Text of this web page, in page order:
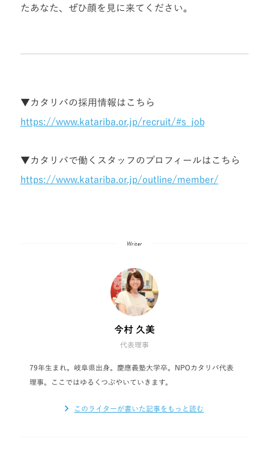
たあなた、ぜひ顔を見に来てください。
▼カタリバの採用情報はこちら
https://www.katariba.or.jp/recruit/#s_job
▼カタリバで働くスタッフの プロフィールはこちら
https://www.katariba.or.jp/outline/member/
Writer
今村 久美
代表理事
79年生まれ。岐阜県出身。慶應義塾大学卒。NPOカタリバ代表
理事。ここではゆるくつぶやいていきます。
このライターが書いた記事をもっと読む